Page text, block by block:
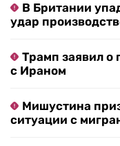
В Британии
удар
Трамп заявил о
с Ираном
Мишустина
ситуации с